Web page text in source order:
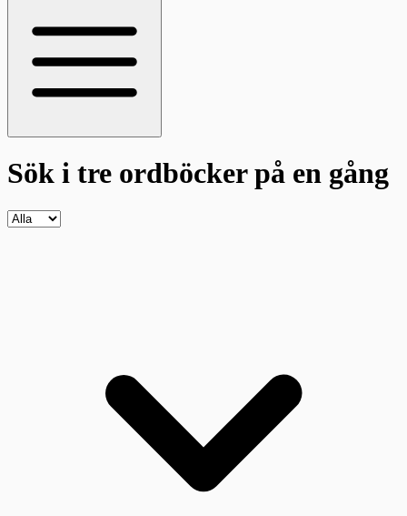
Sök i tre ordböckerpå en gång